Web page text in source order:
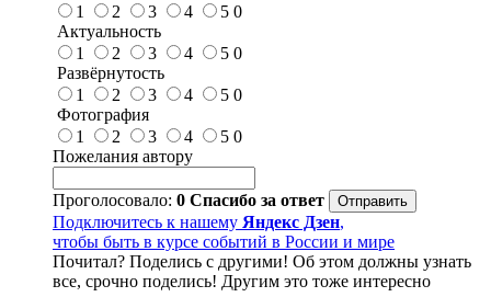
1
2 3 4 5 0
Актуальность
1
2 3 4 5 0
Развёрнутость
1
2 3 4 5 0
Фотография
1
2 3 4 5 0
Пожелания автору
Проголосовало: 0 Спасибо за ответ
Подключитесь к нашему Яндекс Дзен,
чтобы быть в курсе событий в России и мире
Почитал? Поделись с другими! Об этом должны узнать
все, срочно поделись! Другим это тоже интересно